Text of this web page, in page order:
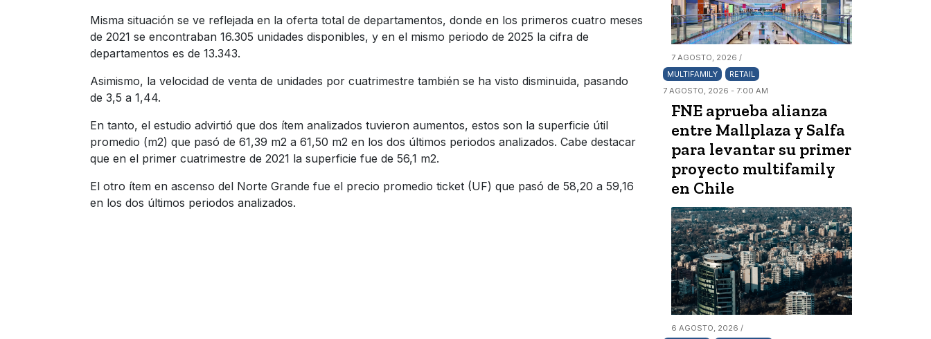
Misma situación se ve reflejada en la oferta total de departamentos, donde en los primeros cuatro meses
de 2021 se encontraban 16.305 unidades disponibles, y en el mismo periodo de 2025 la cifra de
departamentos es de 13.343.
Asimismo, la velocidad de venta de unidades por cuatrimestre también se ha visto disminuida, pasando
de 3,5 a 1,44.
En tanto, el estudio advirtió que dos ítem analizados tuvieron aumentos, estos son la superficie útil
promedio (m2) que pasó de 61,39 m2 a 61,50 m2 en los dos últimos periodos analizados. Cabe destacar
que en el primer cuatrimestre de 2021 la superficie fue de 56,1 m2.
El otro ítem en ascenso del Norte Grande fue el precio promedio ticket (UF) que pasó de 58,20 a 59,16
en los dos últimos periodos analizados.
7 AGOSTO, 2026 /
MULTIFAMILY
RETAIL
7 AGOSTO, 2026 - 7:00 AM
FNE aprueba alianza
entre Mallplaza y Salfa
para levantar su primer
proyecto multifamily
en Chile
6 AGOSTO, 2026 /